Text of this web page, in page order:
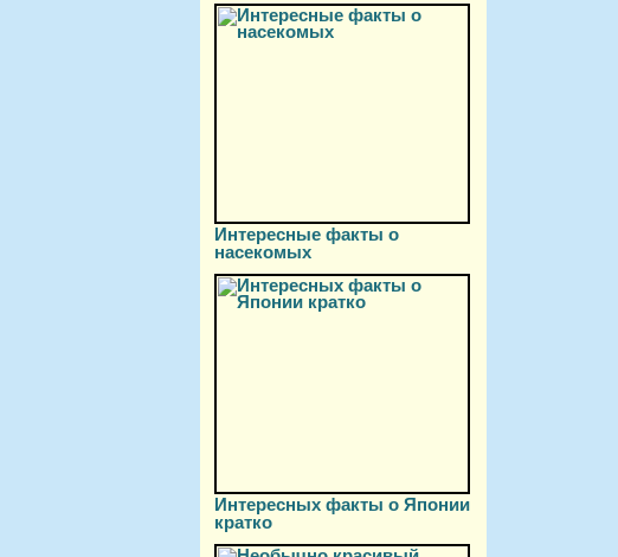
Интересные факты о
насекомых
Интересных факты о Японии
кратко